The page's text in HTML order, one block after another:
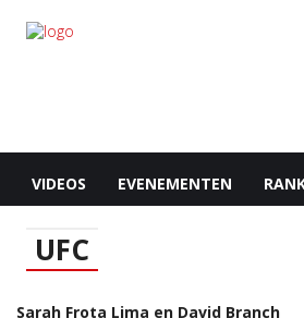
VIDEOS EVENEMENTEN
UFC
Sarah Frota Lima en David Branch